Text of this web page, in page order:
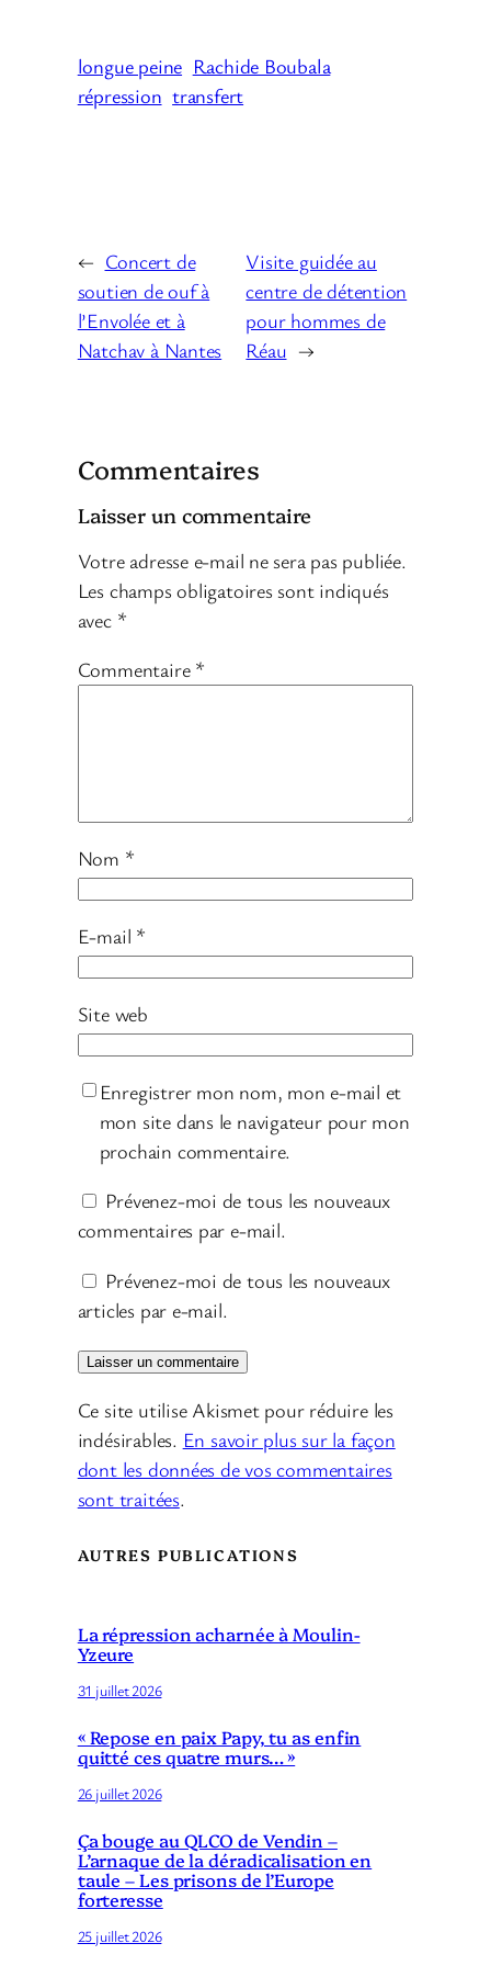
longue peine Rachide Boubala
répression transfert
← Concert de
soutien de ouf à
l’Envolée et à
Natchav à Nantes
Visite guidée au
centre de détention
pour hommes de
Réau →
Commentaires
Laisser un commentaire
Votre adresse e-mail ne sera pas publiée.
Les champs obligatoires sont indiqués
avec *
Commentaire *
Nom *
E-mail *
Site web
Enregistrer mon nom, mon e-mail et
mon site dans le navigateur pour mon
prochain commentaire.
Prévenez-moi de tous les nouveaux
commentaires par e-mail.
Prévenez-moi de tous les nouveaux
articles par e-mail.
Ce site utilise Akismet pour réduire les
indésirables. En savoir plus sur la façon
dont les données de vos commentaires
sont traitées.
AUTRES PUBLICATIONS
La répression acharnée à Moulin-
Yzeure
31 juillet 2026
« Repose en paix Papy, tu as enfin
quitté ces quatre murs… »
26 juillet 2026
Ça bouge au QLCO de Vendin –
L’arnaque de la déradicalisation en
taule – Les prisons de l’Europe
forteresse
25 juillet 2026